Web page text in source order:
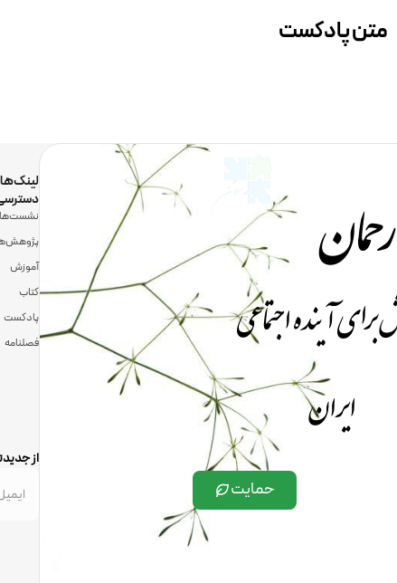
متن پادکست
رحمان
آینده اجتماعی
ایران
حمایت
نشست‌ها
آموزش
کتاب
پادکست
فصلنامه
از